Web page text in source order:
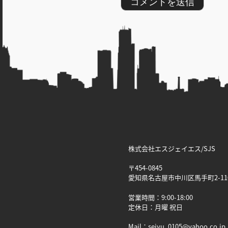
株式会社エスジェイエス/SJS
〒454-0845
愛知県名古屋市中川区馬手町2-
営業時間：9:00-18:00
定休日：月曜 祝日